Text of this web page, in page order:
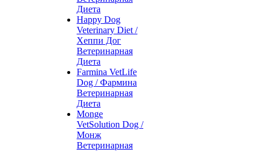
Диета
Happy Dog
Veterinary Diet /
Хеппи Дог
Ветеринарная
Диета
Farmina VetLife
Dog / Фармина
Ветеринарная
Диета
Monge
VetSolution Dog /
Монж
Ветеринарная